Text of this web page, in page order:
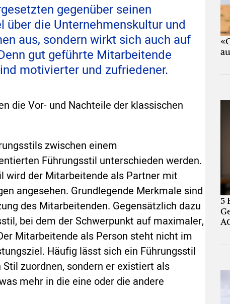
gegenüber seinen
die Unternehmenskultur und
aus, sondern wirkt sich auch auf
gut geführte Mitarbeitende
motivierter und zufriedener.
die Vor- und Nachteile der klassischen
zwischen einem
Führungsstil unterschieden werden.
wird der Mitarbeitende als Partner mit
angesehen. Grundlegende Merkmale sind
des Mitarbeitenden. Gegensätzlich dazu
bei dem der Schwerpunkt auf maximaler,
Mitarbeitende als Person steht nicht im
Häufig lässt sich ein Führungsstil
zuordnen, sondern er existiert als
mehr in die eine oder die andere
5